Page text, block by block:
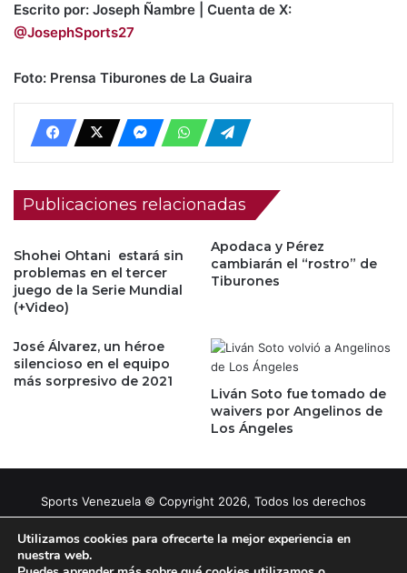
Escrito por: Joseph Ñambre | Cuenta de X:
@JosephSports27
Foto: Prensa Tiburones de La Guaira
Publicaciones relacionadas
Shohei Ohtani estará sin
problemas en el tercer
juego de la Serie Mundial
(+Video)
Apodaca y Pérez
cambiarán el “rostro” de
Tiburones
José Álvarez, un héroe
silencioso en el equipo
más sorpresivo de 2021
Liván Soto fue tomado de
waivers por Angelinos de
Los Ángeles
Sports Venezuela © Copyright 2026, Todos los derechos
Utilizamos cookies para ofrecerte la mejor experiencia en
nuestra web.